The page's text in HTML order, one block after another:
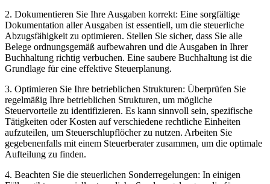
2. Dokumentieren Sie Ihre Ausgaben korrekt: Eine ⁢sorgfältige
Dokumentation aller Ausgaben ​ist essentiell, um die steuerliche
Abzugsfähigkeit zu optimieren. Stellen Sie ⁢sicher, dass Sie​ alle
Belege ordnungsgemäß aufbewahren und die ‌Ausgaben in Ihrer
Buchhaltung richtig verbuchen. ​Eine saubere Buchhaltung ist die
Grundlage für eine effektive Steuerplanung.
3. Optimieren Sie Ihre betrieblichen Strukturen: Überprüfen Sie
regelmäßig Ihre betrieblichen Strukturen, um mögliche
Steuervorteile​ zu identifizieren. Es kann sinnvoll sein, spezifische
Tätigkeiten oder Kosten auf verschiedene rechtliche Einheiten
aufzuteilen, um Steuerschlupflöcher zu nutzen. Arbeiten​ Sie
gegebenenfalls mit einem Steuerberater zusammen, um ⁤die optimale
Aufteilung zu ⁤finden.
4. Beachten⁢ Sie die steuerlichen Sonderregelungen:‌ In einigen